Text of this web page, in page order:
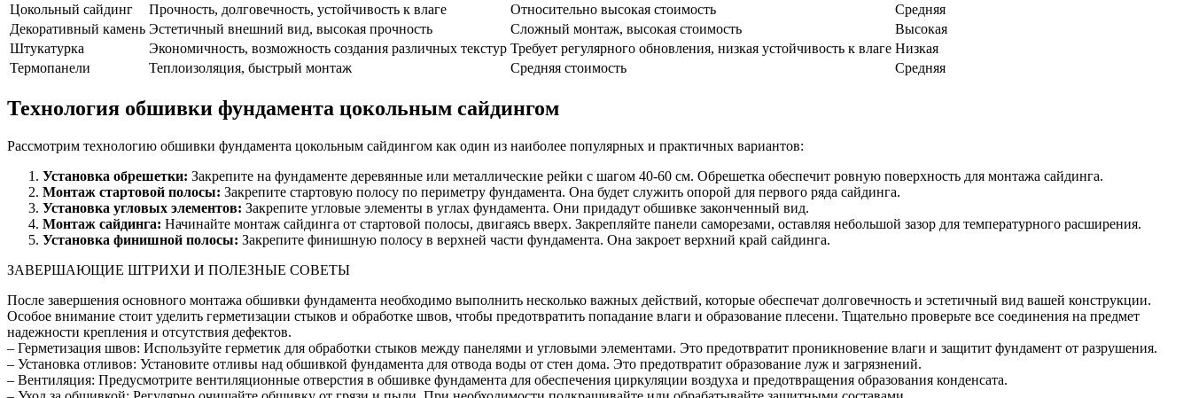
Цокольный сайдинг
Прочность, долговечность, устойчивость к влаге Относительно высокая стоимость
Средняя
Декоративный камень Эстетичный внешний вид, высокая прочность Сложный монтаж, высокая стоимость
Высокая
Штукатурка
Экономичность, возможность создания различных текстур Требует регулярного обновления, низкая устойчивость к влаге Низкая
Термопанели
Теплоизоляция, быстрый монтаж Средняя стоимость Средняя
Технология обшивки фундамента цокольным сайдингом
Рассмотрим технологию обшивки фундамента цокольным сайдингом как один из наиболее популярных и практичных вариантов:
Установка обрешетки: Закрепите на фундаменте деревянные или металлические рейки с шагом 40-60 см. Обрешетка обеспечит ровную поверхность для монтажа сайдинга.
Монтаж стартовой полосы: Закрепите стартовую полосу по периметру фундамента. Она будет служить опорой для первого ряда сайдинга.
Установка угловых элементов: Закрепите угловые элементы в углах фундамента. Они придадут обшивке законченный вид.
Монтаж сайдинга: Начинайте монтаж сайдинга от стартовой полосы, двигаясь вверх. Закрепляйте панели саморезами, оставляя небольшой зазор для температурного расширения.
Установка финишной полосы: Закрепите финишную полосу в верхней части фундамента. Она закроет верхний край сайдинга.
ЗАВЕРШАЮЩИЕ ШТРИХИ И ПОЛЕЗНЫЕ СОВЕТЫ
После завершения основного монтажа обшивки фундамента необходимо выполнить несколько важных действий, которые обеспечат долговечность и эстетичный вид вашей конструкции.
Особое внимание стоит уделить герметизации стыков и обработке швов, чтобы предотвратить попадание влаги и образование плесени. Тщательно проверьте все соединения на предмет
надежности крепления и отсутствия дефектов.
– Герметизация швов: Используйте герметик для обработки стыков между панелями и угловыми элементами. Это предотвратит проникновение влаги и защитит фундамент от разрушения.
– Установка отливов: Установите отливы над обшивкой фундамента для отвода воды от стен дома. Это предотвратит образование луж и загрязнений.
– Вентиляция: Предусмотрите вентиляционные отверстия в обшивке фундамента для обеспечения циркуляции воздуха и предотвращения образования конденсата.